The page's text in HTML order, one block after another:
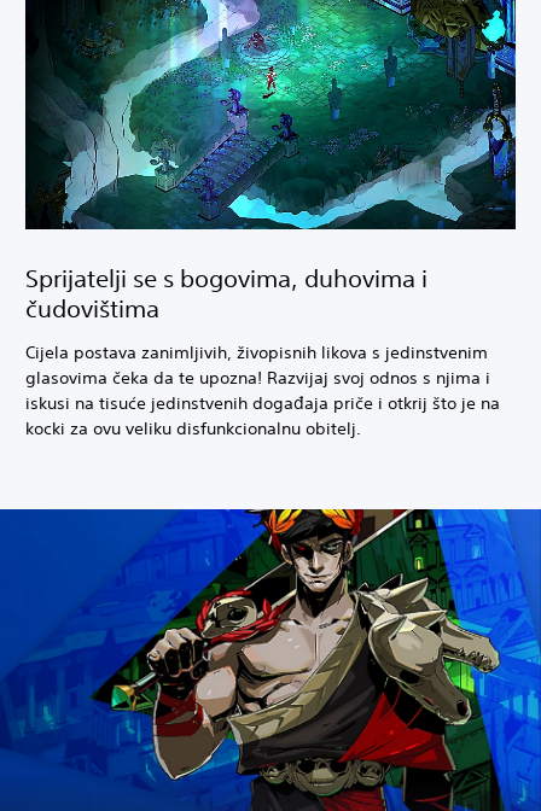
Sprijatelji se s bogovima, duhovima i
čudovištima
Cijela postava zanimljivih, živopisnih likova s jedinstvenim
glasovima čeka da te upozna! Razvijaj svoj odnos s njima i
iskusi na tisuće jedinstvenih događaja priče i otkrij što je na
kocki za ovu veliku disfunkcionalnu obitelj.